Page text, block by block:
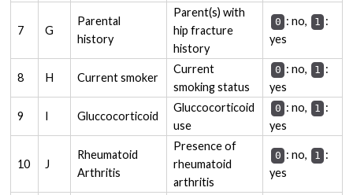
7 G
Parental
history
Parent(s) with
hip fracture
history
0 : no, 1 :
yes
8 H Current smoker
Current
smoking status
0 : no, 1 :
yes
9 I Gluccocorticoid
Gluccocorticoid
use
0 : no, 1 :
yes
10 J
Rheumatoid
Arthritis
Presence of
rheumatoid
arthritis
0 : no, 1 :
yes